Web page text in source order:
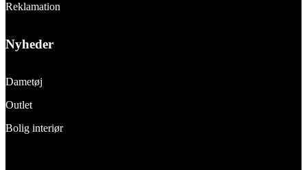
Reklamation
Nyheder
Dametøj
Outlet
Bolig interiør